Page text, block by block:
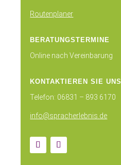
Routenplaner
BERATUNGSTERMINE
Online nach Vereinbarung
KONTAKTIEREN SIE UNS
Telefon: 06831 – 893 6170
info@spracherlebnis.de